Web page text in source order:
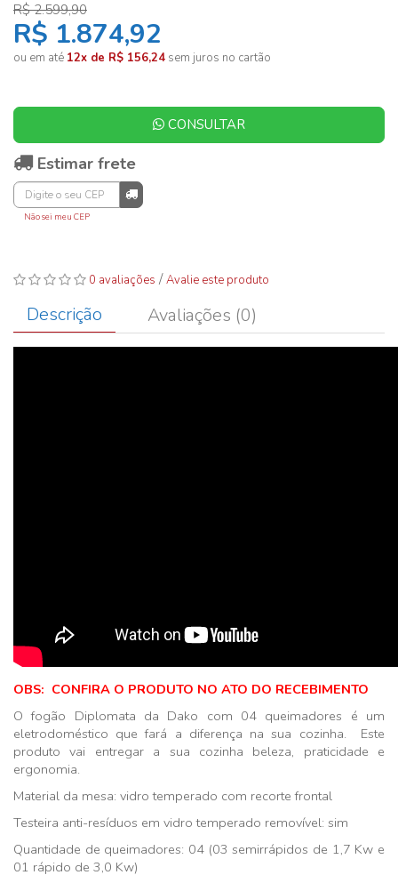
R$ 2.599,90
R$ 1.874,92
ou em até 12x de R$ 156,24 sem juros no cartão
CONSULTAR
Estimar frete
Não sei meu CEP
0 avaliações /Avalie este produto
Descrição Avaliações (0)
OBS: CONFIRA O PRODUTO NO ATO DO RECEBIMENTO
O fogão Diplomata da Dako com 04 queimadores é um
eletrodoméstico que fará a diferença na sua cozinha. Este
produto vai entregar a sua cozinha beleza, praticidade e
ergonomia.
Material da mesa: vidro temperado com recorte frontal
Testeira anti-resíduos em vidro temperado removível: sim
Quantidade de queimadores: 04 (03 semirrápidos de 1,7 Kw e
01 rápido de 3,0 Kw)